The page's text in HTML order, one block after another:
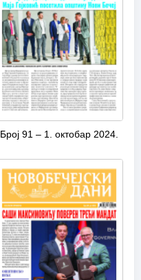
Број 91 – 1. октобар 2024.